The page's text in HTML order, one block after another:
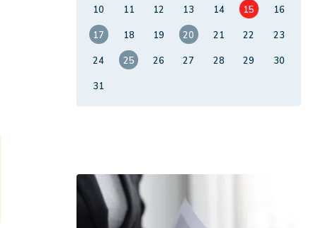
10
11 12 13 14 15
16
17
18 19 20 21 22
23
24
25 26 27 28 29
30
31